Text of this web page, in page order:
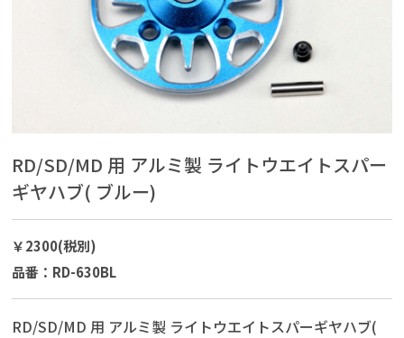
RD/SD/MD 用 アルミ製 ライトウエイトスパー
ギヤハブ( ブルー)
￥2300(税別)
品番：RD-630BL
RD/SD/MD 用 アルミ製 ライトウエイトスパーギヤハブ(